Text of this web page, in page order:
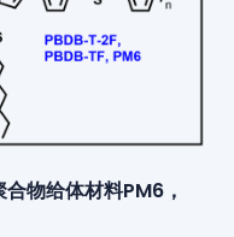
物给体材料PM6，